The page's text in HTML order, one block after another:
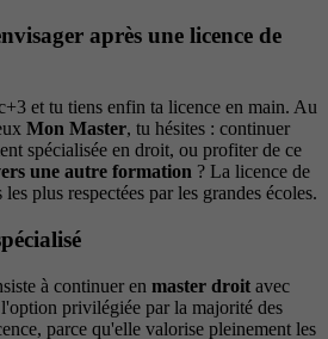
après une licence de
et tu tiens enfin ta licence en main. Au
Mon Master, tu hésites : continuer
spécialisée en droit, ou profiter de ce
une autre formation ? La licence de
plus respectées par les grandes écoles.
à continuer en master droit avec
privilégiée par la majorité des
parce qu'elle valorise pleinement les